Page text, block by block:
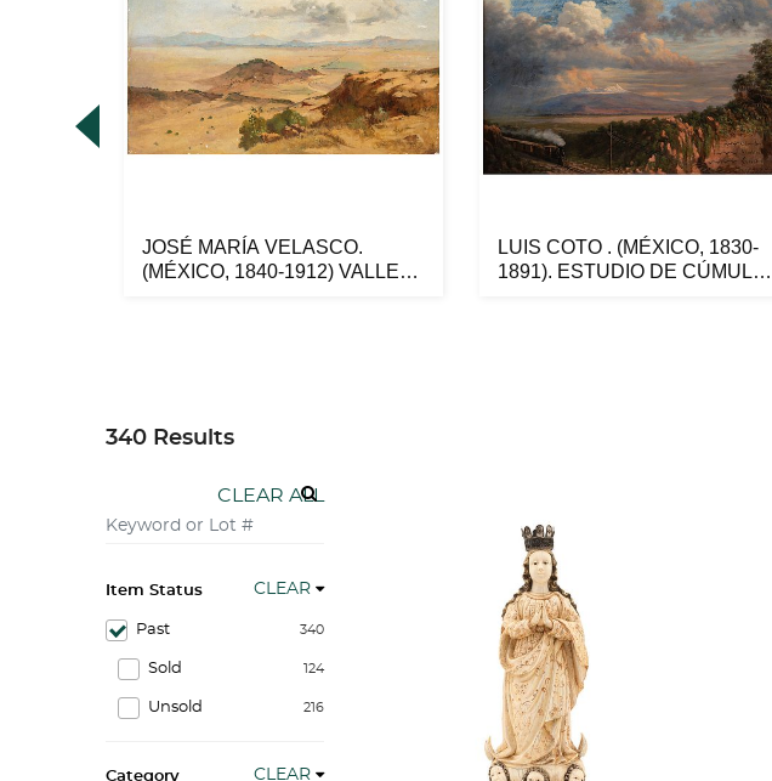
JOSÉ MARÍA VELASCO.
(MÉXICO, 1840-1912) VALLE
LUIS COTO . (MÉXICO, 1830-
1891). ESTUDIO DE CÚMULOS
340 Results
CLEAR ALL
Item Status CLEAR
340
Past
124
Sold
216
Unsold
Category CLEAR